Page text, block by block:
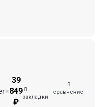
✖
39
849
₽
В
закладки
В
сравнение